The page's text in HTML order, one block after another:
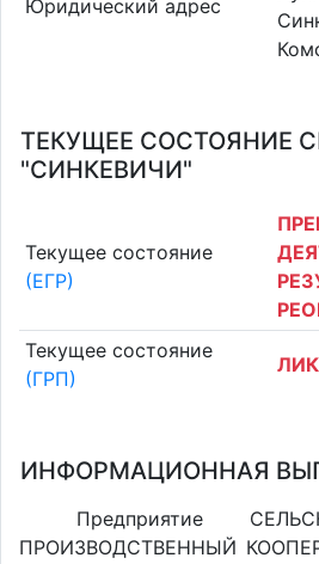
Юридический адрес
ТЕКУЩЕЕ СОСТОЯНИЕ
"СИНКЕВИЧИ"
Текущее состояние
(ЕГР)
Текущее состояние
(ГРП)
ИНФОРМАЦИОННАЯ
Предприятие
ПРОИЗВОДСТВЕННЫЙ